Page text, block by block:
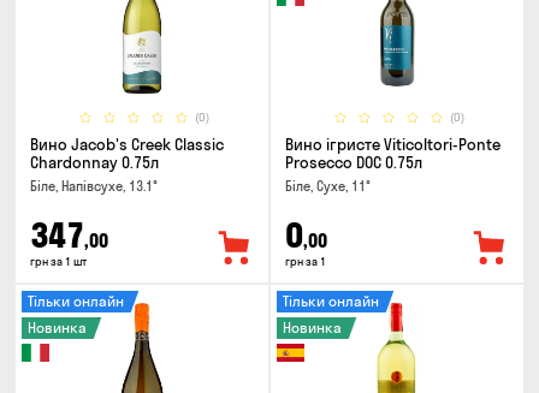
(0)
Вино Jacob's Creek Classic
Chardonnay 0.75л
Біле, Напівсухе, 13.1°
347,00
грн за 1 шт
(0)
Вино ігристе Viticoltori-Ponte
Prosecco DOC 0.75л
Біле, Сухе, 11°
0,00
грн за 1
Тільки онлайн
Новинка
Тільки онлайн
Новинка